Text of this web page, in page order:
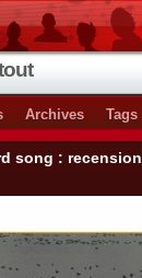
Archives Tags
song : recension